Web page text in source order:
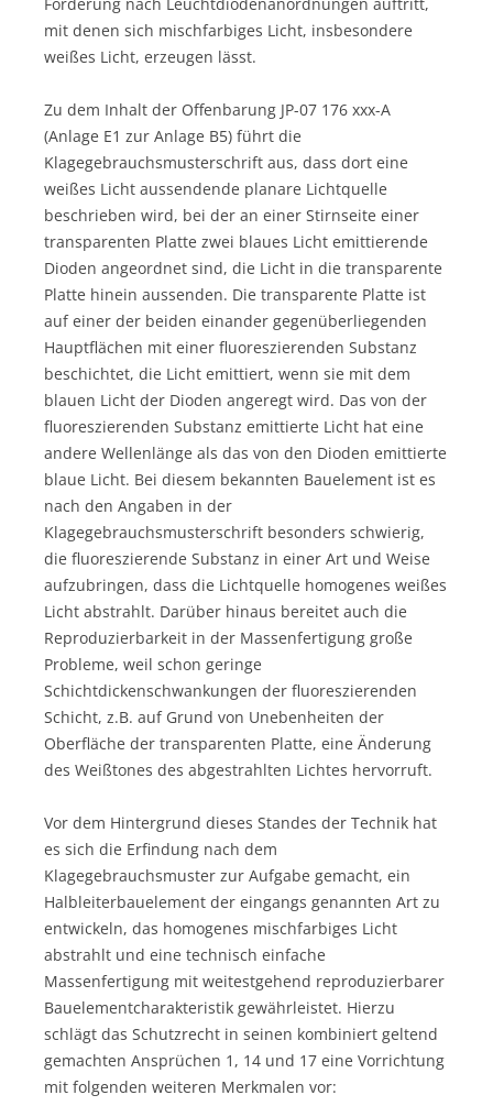
mit denen sich mischfarbiges Licht, insbesondere
weißes Licht, erzeugen lässt.
Zu dem Inhalt der Offenbarung JP-07 176 xxx-A
(Anlage E1 zur Anlage B5) führt die
Klagegebrauchsmusterschrift aus, dass dort eine
weißes Licht aussendende planare Lichtquelle
beschrieben wird, bei der an einer Stirnseite einer
transparenten Platte zwei blaues Licht emittierende
Dioden angeordnet sind, die Licht in die transparente
Platte hinein aussenden. Die transparente Platte ist
auf einer der beiden einander gegenüberliegenden
Hauptflächen mit einer fluoreszierenden Substanz
beschichtet, die Licht emittiert, wenn sie mit dem
blauen Licht der Dioden angeregt wird. Das von der
fluoreszierenden Substanz emittierte Licht hat eine
andere Wellenlänge als das von den Dioden emittierte
blaue Licht. Bei diesem bekannten Bauelement ist es
nach den Angaben in der
Klagegebrauchsmusterschrift besonders schwierig,
die fluoreszierende Substanz in einer Art und Weise
aufzubringen, dass die Lichtquelle homogenes weißes
Licht abstrahlt. Darüber hinaus bereitet auch die
Reproduzierbarkeit in der Massenfertigung große
Probleme, weil schon geringe
Schichtdickenschwankungen der fluoreszierenden
Schicht, z.B. auf Grund von Unebenheiten der
Oberfläche der transparenten Platte, eine Änderung
des Weißtones des abgestrahlten Lichtes hervorruft.
Vor dem Hintergrund dieses Standes der Technik hat
es sich die Erfindung nach dem
Klagegebrauchsmuster zur Aufgabe gemacht, ein
Halbleiterbauelement der eingangs genannten Art zu
entwickeln, das homogenes mischfarbiges Licht
abstrahlt und eine technisch einfache
Massenfertigung mit weitestgehend reproduzierbarer
Bauelementcharakteristik gewährleistet. Hierzu
schlägt das Schutzrecht in seinen kombiniert geltend
gemachten Ansprüchen 1, 14 und 17 eine Vorrichtung
mit folgenden weiteren Merkmalen vor: